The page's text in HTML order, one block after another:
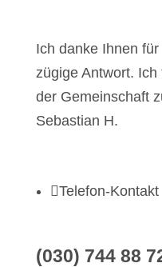
Ich dan­ke Ihnen
zügi­ge Ant­wort.
der Gemein­schaft
Sebas­ti­an H.
Tele­fon-Kon­takt
(030) 744 88